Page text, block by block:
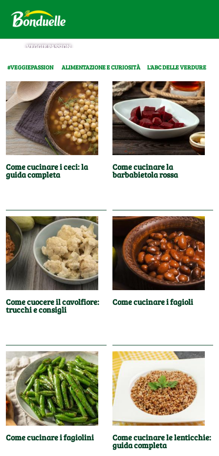
VEGGIE PASSION
#VEGGIEPASSION ALIMENTAZIONE E CURIOSITÀ L'ABC DELLE VERDURE
Come cucinare i ceci: la
guida completa
Come cucinare la
barbabietola rossa
Come cuocere il cavolfiore:
trucchi e consigli
Come cucinare i fagioli
Come cucinare i fagiolini Come cucinare le lenticchie:
guida completa